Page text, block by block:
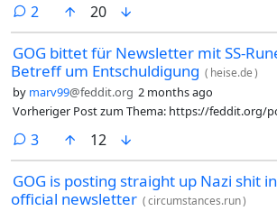
2comments
20
GOG bittet für Newsletter mit SS-
Betreff um Entschuldigung ( heise.de)
by marv99@feddit.org 2 months ago
Vorheriger Post zum Thema: https://feddit.org/
3comments
12
GOG is posting straight up Nazi shit
official newsletter (circumstances.run)